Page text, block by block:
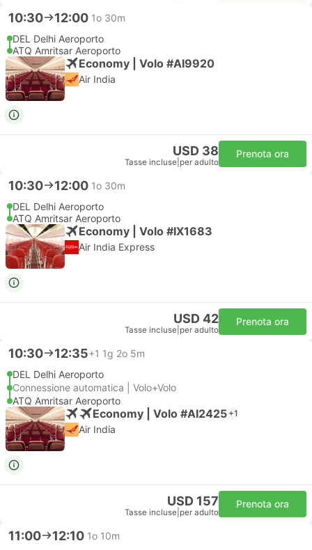
10:30 12:00 1o 30m
DEL Delhi Aeroporto
ATQ Amritsar Aeroporto
Economy | Volo #AI9920
Air India
USD 38
Tasse incluse per adulto
Prenota ora
10:30 12:00 1o 30m
DEL Delhi Aeroporto
ATQ Amritsar Aeroporto
Economy | Volo #IX1683
Air India Express
USD 42
Tasse incluse per adulto
Prenota ora
10:30 12:35+1 1g 2o 5m
DEL Delhi Aeroporto
Connessione automatica | Volo+Volo
ATQ Amritsar Aeroporto
Economy | Volo #AI2425 +1
Air India
USD 157
Tasse incluse per adulto
Prenota ora
11:00 12:10 1o 10m